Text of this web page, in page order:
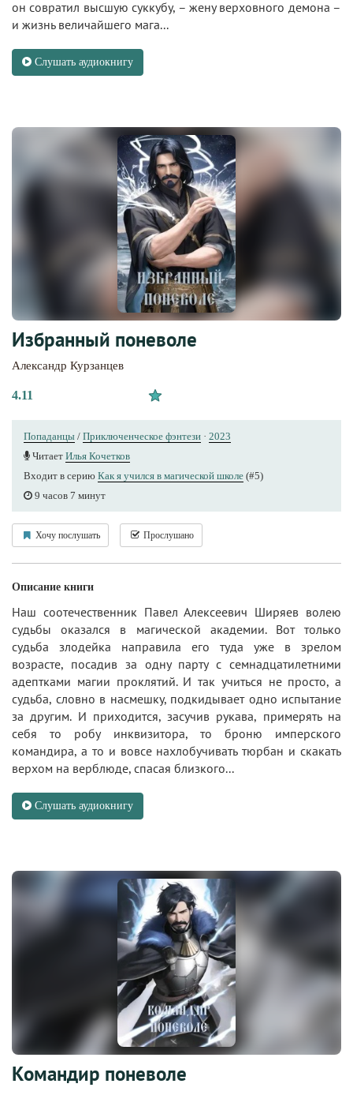
он совратил высшую суккубу, – жену верховного демона –
и жизнь величайшего мага...
Слушать аудиокнигу
Избранный поневоле
Александр Курзанцев
4.11
Попаданцы / Приключенческое фэнтези · 2023
Читает Илья Кочетков
Входит в серию Как я учился в магической школе (#5)
9 часов 7 минут
Хочу послушать Прослушано
Описание книги
Наш соотечественник Павел Алексеевич Ширяев волею
судьбы оказался в магической академии. Вот только
судьба злодейка направила его туда уже в зрелом
возрасте, посадив за одну парту с семнадцатилетними
адептками магии проклятий. И так учиться не просто, а
судьба, словно в насмешку, подкидывает одно испытание
за другим. И приходится, засучив рукава, примерять на
себя то робу инквизитора, то броню имперского
командира, а то и вовсе нахлобучивать тюрбан и скакать
верхом на верблюде, спасая близкого...
Слушать аудиокнигу
Командир поневоле